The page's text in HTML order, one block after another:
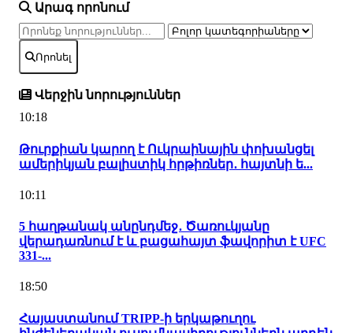
Արագ որոնում
Որոնել
Վերջին նորություններ
10:18
Թուրքիան կարող է Ուկրաինային փոխանցել
ամերիկյան բալիստիկ հրթիռներ․ հայտնի ե...
10:11
5 հաղթանակ անընդմեջ․ Ծառուկյանը
վերադառնում է և բացահայտ ֆավորիտ է UFC
331-...
18:50
Հայաստանում TRIPP-ի երկաթուղու